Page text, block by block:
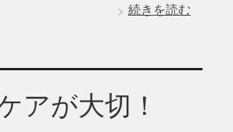
続きを読む
アが大切！